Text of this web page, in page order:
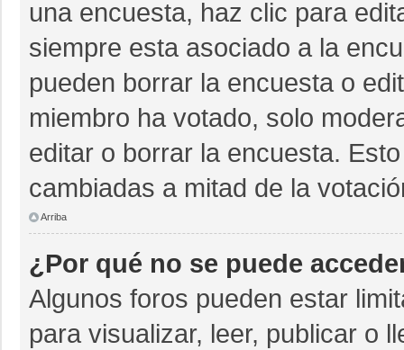
una encuesta, haz clic para
siempre esta asociado a la
pueden borrar la encuesta o
miembro ha votado, solo
editar o borrar la encuesta.
cambiadas a mitad de la
Arriba
¿Por qué no se puede
Algunos foros pueden estar
para visualizar, leer, publicar o